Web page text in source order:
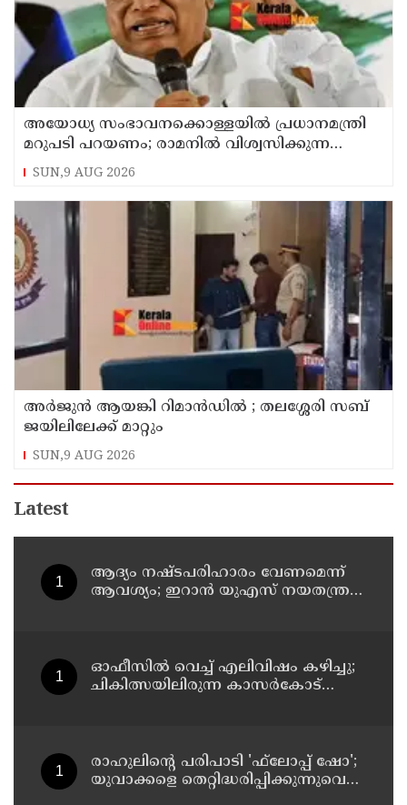
അയോധ്യ സംഭാവനക്കൊള്ളയില്‍ പ്രധാനമന്ത്രി
മറുപടി പറയണം; രാമനില്‍ വിശ്വസിക്കുന്ന
സാധാരണക്കാര്‍ ആശങ്കാകുലരാണെന്ന് ഖാര്‍ഗെ
SUN,9 AUG 2026
അര്‍ജുന്‍ ആയങ്കി റിമാന്‍ഡില്‍ ; തലശ്ശേരി സബ്
ജയിലിലേക്ക് മാറ്റും
SUN,9 AUG 2026
Latest
ആദ്യം നഷ്ടപരിഹാരം വേണമെന്ന്
ആവശ്യം; ഇറാന്‍ യുഎസ് നയതന്ത്ര
ഓഫീസില്‍ വെച്ച് എലിവിഷം കഴിച്ചു;
ചികിത്സയിലിരുന്ന കാസര്‍കോട്
രാഹുലിന്റെ പരിപാടി 'ഫ്‌ലോപ്പ് ഷോ';
യുവാക്കളെ തെറ്റിദ്ധരിപ്പിക്കുന്നുവെന്ന്